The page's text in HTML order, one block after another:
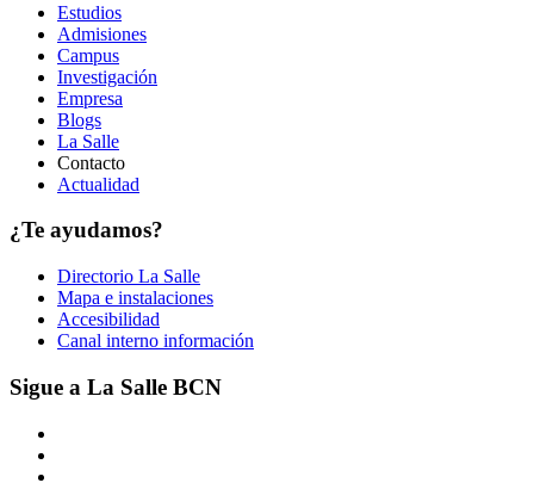
Estudios
Admisiones
Campus
Investigación
Empresa
Blogs
La Salle
Contacto
Actualidad
¿Te ayudamos?
Directorio La Salle
Mapa e instalaciones
Accesibilidad
Canal interno información
Sigue a La Salle BCN